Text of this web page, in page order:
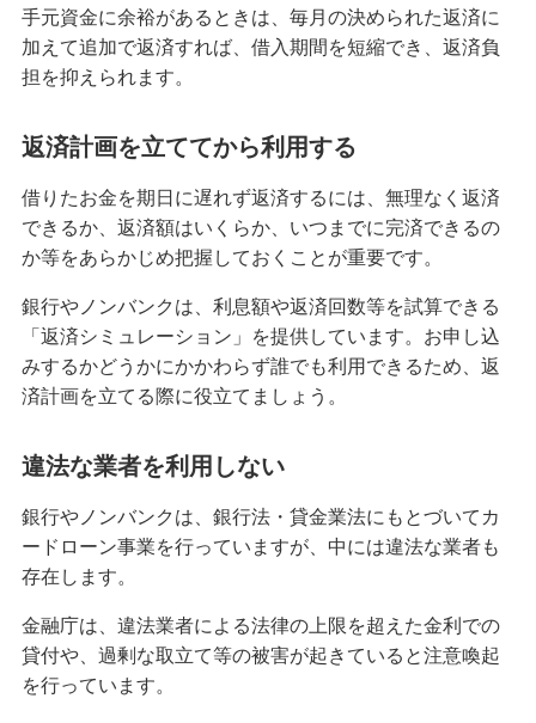
リフォームローン
申込ボードログイン
ご検討中のお客さま
住宅ローン申込（新規）
カードローン申込（口座あり）
カードローン申込（口座なし）
預金・NISA・資産運用
備える
学ぶ・考える
生涯学習
手元資金に余裕があるときは、毎月の決められた返済に
加えて追加で返済すれば、借入期間を短縮でき、返済負
担を抑えられます。
返済計画を立ててから利用する
借りたお金を期日に遅れず返済するには、無理なく返済
できるか、返済額はいくらか、いつまでに完済できるの
か等をあらかじめ把握しておくことが重要です。
銀行やノンバンクは、利息額や返済回数等を試算できる
「返済シミュレーション」を提供しています。お申し込
みするかどうかにかかわらず誰でも利用できるため、返
済計画を立てる際に役立てましょう。
違法な業者を利用しない
銀行やノンバンクは、銀行法・貸金業法にもとづいてカ
ードローン事業を行っていますが、中には違法な業者も
存在します。
金融庁は、違法業者による法律の上限を超えた金利での
貸付や、過剰な取立て等の被害が起きていると注意喚起
を行っています。